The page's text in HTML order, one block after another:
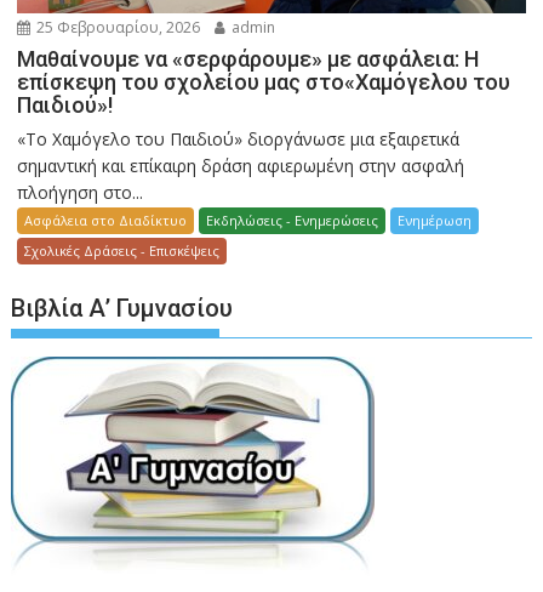
25 Φεβρουαρίου, 2026 admin
Μαθαίνουμε να «σερφάρουμε» με ασφάλεια: Η
επίσκεψη του σχολείου μας στο«Χαμόγελου του
Παιδιού»!
«Το Χαμόγελο του Παιδιού» διοργάνωσε μια εξαιρετικά
σημαντική και επίκαιρη δράση αφιερωμένη στην ασφαλή
πλοήγηση στο...
Ασφάλεια στο Διαδίκτυο Εκδηλώσεις - Ενημερώσεις
Ενημέρωση
Σχολικές Δράσεις - Επισκέψεις
Βιβλία Α’ Γυμνασίου